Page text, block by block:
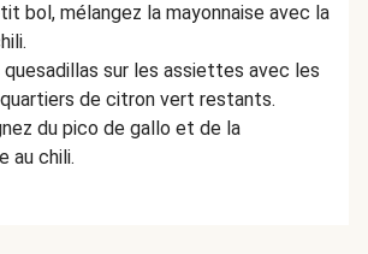
bol, mélangez la mayonnaise avec la
sur les assiettes avec les
quartiers de citron vert restants.
du pico de gallo et de la
au chili.